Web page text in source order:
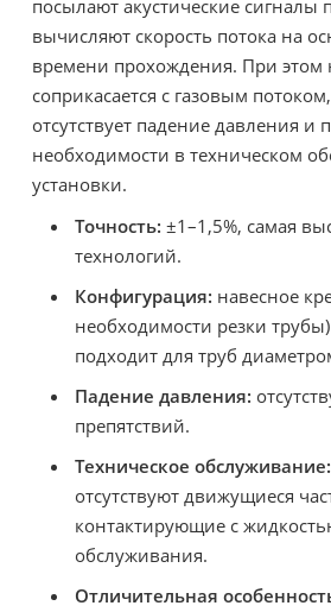
посылают акустические сигналы
вычисляют скорость потока на
времени прохождения. При этом
соприкасается с газовым
отсутствует падение давления и
необходимости в техническом
установки.
Точность: ±1–1,5%, самая
технологий.
Конфигурация: навесное
необходимости резки
подходит для труб
Падение давления:
препятствий.
Техническое обслуживание:
отсутствуют движущиеся
контактирующие с
обслуживания.
Отличительная